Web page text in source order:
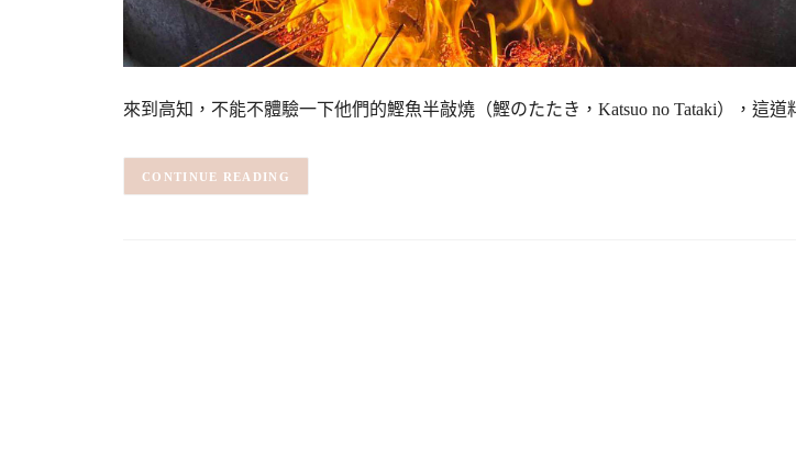
來到高知，不能不體驗一下他們的鰹魚半敲燒（鰹のたたき，Katsuo no Tataki），這
CONTINUE READING